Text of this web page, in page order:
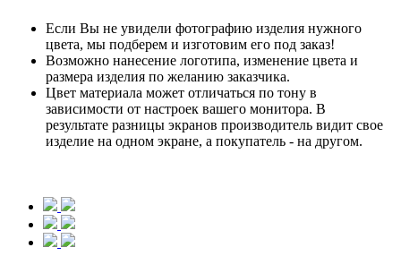
Если Вы не увидели фотографию изделия нужного
цвета, мы подберем и изготовим его под заказ!
Возможно нанесение логотипа, изменение цвета и
размера изделия по желанию заказчика.
Цвет материала может отличаться по тону в
зависимости от настроек вашего монитора. В
результате разницы экранов производитель видит свое
изделие на одном экране, а покупатель - на другом.